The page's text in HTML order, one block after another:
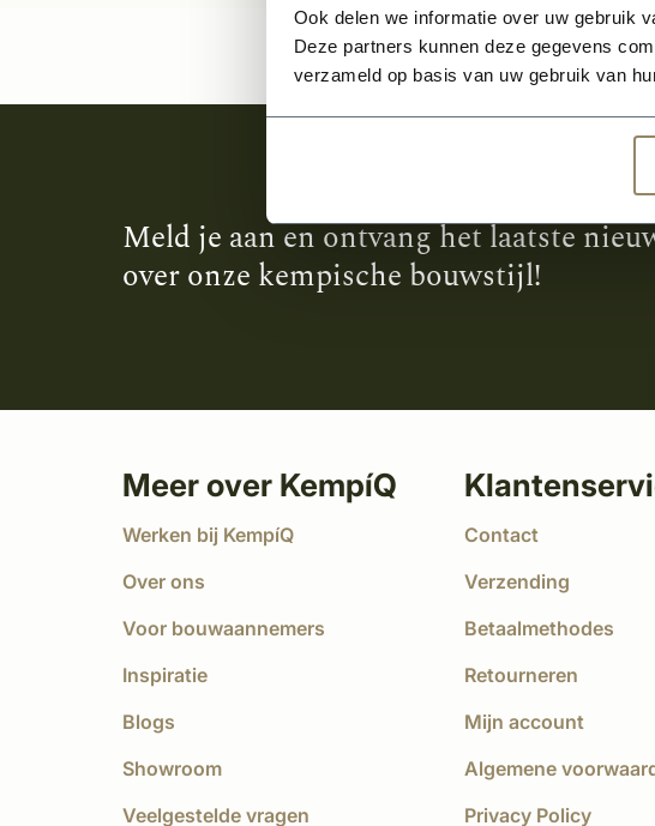
Ook delen we informatie over uw gebruik
Deze partners kunnen deze gegevens
verzameld op basis van uw gebruik van
Meld je aan en ontvang het laatste
over onze kempische bouwstijl!
Meer over KempíQ
Werken bij KempíQ
Over ons
Voor bouwaannemers
Inspiratie
Blogs
Showroom
Veelgestelde vragen
Contact
Verzending
Betaalmethodes
Retourneren
Mijn account
Algemene
Privacy Policy